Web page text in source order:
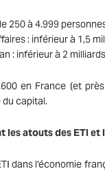
250 à 4.999
: inférieur à 1,5
: inférieur à 2
en France (et
du capital.
les atouts des ETI et
dans l’économie